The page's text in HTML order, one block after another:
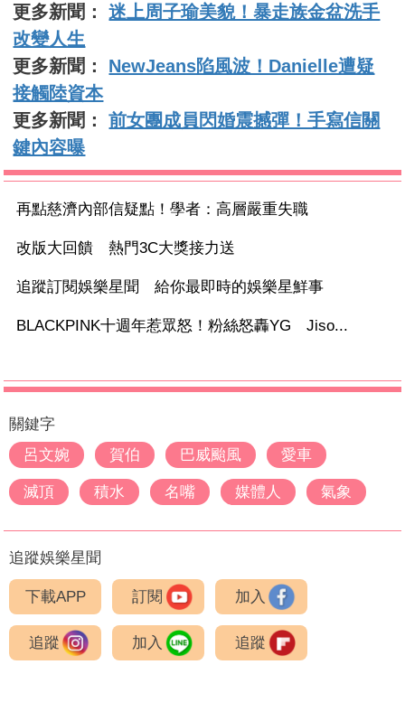
更多新聞：迷上周子瑜美貌！暴走族金盆洗手
改變人生
更多新聞： NewJeans陷風波！Danielle遭疑
接觸陸資本
更多新聞：前女團成員閃婚震撼彈！手寫信關
鍵內容曝
再點慈濟內部信疑點！學者：高層嚴重失職
改版大回饋 熱門3C大獎接力送
追蹤訂閱娛樂星聞 給你最即時的娛樂星鮮事
BLACKPINK十週年惹眾怒！粉絲怒轟YG Jiso...
關鍵字
呂文婉
賀伯 巴威颱風 愛車
滅頂 積水 名嘴 媒體人 氣象
追蹤娛樂星聞
下載APP 訂閱 加入
追蹤 加入 追蹤